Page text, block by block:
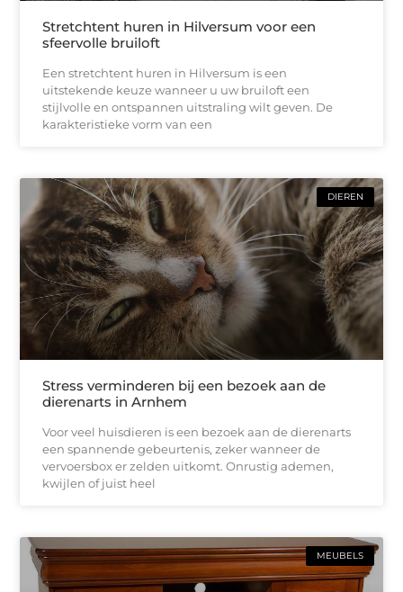
Stretchtent huren in Hilversum voor een
sfeervolle bruiloft
Een stretchtent huren in Hilversum is een
uitstekende keuze wanneer u uw bruiloft een
stijlvolle en ontspannen uitstraling wilt geven. De
karakteristieke vorm van een
DIEREN
Stress verminderen bij een bezoek aan de
dierenarts in Arnhem
Voor veel huisdieren is een bezoek aan de dierenarts
een spannende gebeurtenis, zeker wanneer de
vervoersbox er zelden uitkomt. Onrustig ademen,
kwijlen of juist heel
MEUBELS